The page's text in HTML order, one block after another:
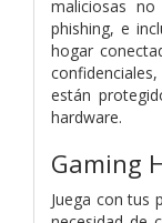
maliciosas
phishing, e
hogar
están
hardware.
Gaming
Juega con tus